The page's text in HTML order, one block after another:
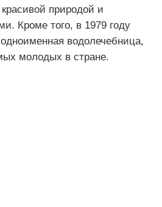
природой и
Кроме того, в 1979 году
водолечебница,
молодых в стране.